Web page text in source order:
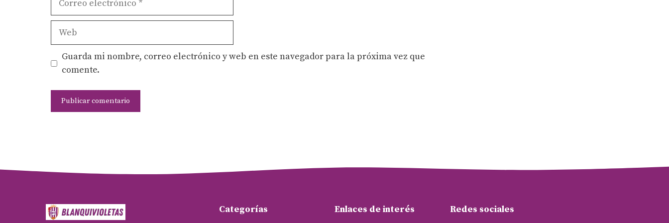
Web
Guarda mi nombre, correo electrónico y web en este navegador para la próxima vez que
comente.
Categorías Enlaces de interés Redes sociales